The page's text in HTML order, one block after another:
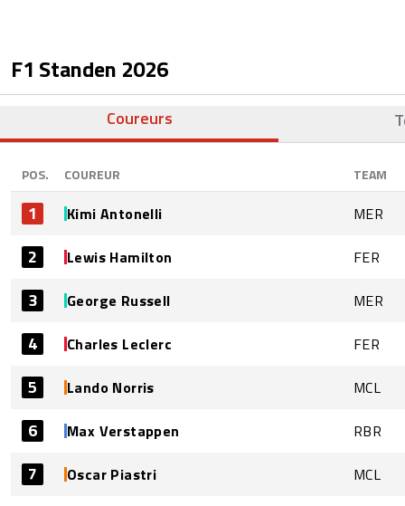
F1 Standen 2026
Coureurs
POS. COUREUR TEAM
1 Kimi Antonelli MER
2 Lewis Hamilton FER
3 George Russell MER
4 Charles Leclerc FER
5 Lando Norris MCL
6 Max Verstappen RBR
7 Oscar Piastri MCL